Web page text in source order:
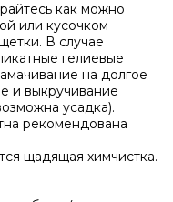
как можно
или кусочком
В случае
гелиевые
на долгое
и выкручивание
усадка).
рекомендована
щадящая химчистка.